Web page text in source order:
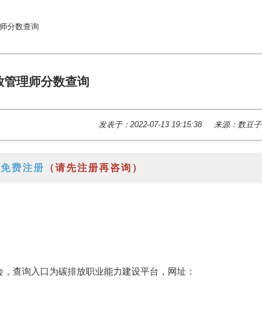
分数查询
管理师分数查询
发表于：2022-07-13 19:15:38 来源：数豆子
费注册 （请先注册再咨询）
查询入口为碳排放职业能力建设平台，网址：